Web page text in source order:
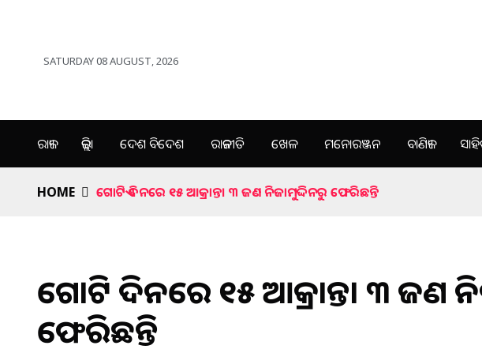
SATURDAY 08 AUGUST, 2026
ରାଜ୍ୟ ଜିଲ୍ଲା ଦେଶ ବିଦେଶ ରାଜନୀତି ଖେଳ ମନୋରଞ୍ଜନ ବାଣିଜ୍ୟ
HOME ଗୋଟିଏ ଦିନରେ ୧୫ ଆକ୍ରାନ୍ତ। ୩ ଜଣ ନିଜାମୁଦ୍ଦିନରୁ ଫେରିଛନ୍ତି
ଗୋଟିଏ ଦିନରେ ୧୫ ଆକ୍ରାନ୍ତ। ୩ ଜଣ
ଫେରିଛନ୍ତି